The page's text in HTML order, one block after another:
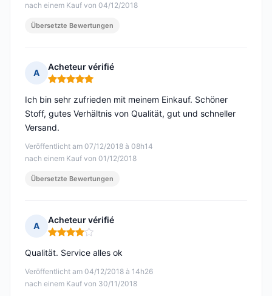
nach einem Kauf von 04/12/2018
Übersetzte Bewertungen
A
Acheteur vérifié
Hinweis: 5 von 5
Veröffentlicht am 07/12/2018 à 08h14
nach einem Kauf von 01/12/2018
Ich bin sehr zufrieden mit meinem Einkauf. Schöner
Stoff, gutes Verhältnis von Qualität, gut und schneller
Versand.
Übersetzte Bewertungen
A
Acheteur vérifié
Hinweis: 4 von 5
Veröffentlicht am 04/12/2018 à 14h26
nach einem Kauf von 30/11/2018
Qualität. Service alles ok